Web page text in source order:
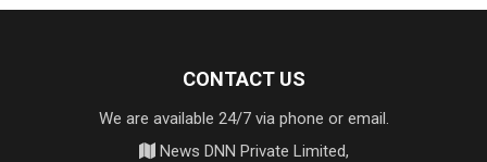
CONTACT US
We are available 24/7 via phone or email.
News DNN Private Limited,